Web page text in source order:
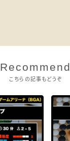
Recommend
こちらの記事もどうぞ